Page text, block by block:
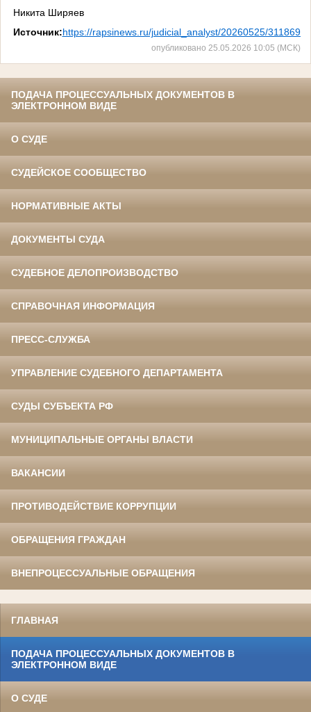
Никита Ширяев
Источник:https://rapsinews.ru/judicial_analyst/20260525/
опубликовано 25.05.2026 10:05 (МСК)
ПОДАЧА ПРОЦЕССУАЛЬНЫХ ДОКУМЕНТОВ В
ЭЛЕКТРОННОМ ВИДЕ
О СУДЕ
СУДЕЙСКОЕ СООБЩЕСТВО
НОРМАТИВНЫЕ АКТЫ
ДОКУМЕНТЫ СУДА
СУДЕБНОЕ ДЕЛОПРОИЗВОДСТВО
СПРАВОЧНАЯ ИНФОРМАЦИЯ
ПРЕСС-СЛУЖБА
УПРАВЛЕНИЕ СУДЕБНОГО ДЕПАРТАМЕНТА
СУДЫ СУБЪЕКТА РФ
МУНИЦИПАЛЬНЫЕ ОРГАНЫ ВЛАСТИ
ВАКАНСИИ
ПРОТИВОДЕЙСТВИЕ КОРРУПЦИИ
ОБРАЩЕНИЯ ГРАЖДАН
ВНЕПРОЦЕССУАЛЬНЫЕ ОБРАЩЕНИЯ
ГЛАВНАЯ
ПОДАЧА ПРОЦЕССУАЛЬНЫХ ДОКУМЕНТОВ В
ЭЛЕКТРОННОМ ВИДЕ
О СУДЕ